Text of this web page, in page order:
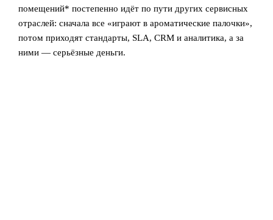
помещений* постепенно идёт по пути других сервисных
отраслей: сначала все «играют в ароматические палочки»,
потом приходят стандарты, SLA, CRM и аналитика, а за
ними — серьёзные деньги.